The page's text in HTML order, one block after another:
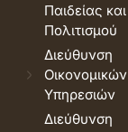
Παιδείας και
Πολιτισμού
Διεύθυνση
Οικονομικών
Υπηρεσιών
Διεύθυνση